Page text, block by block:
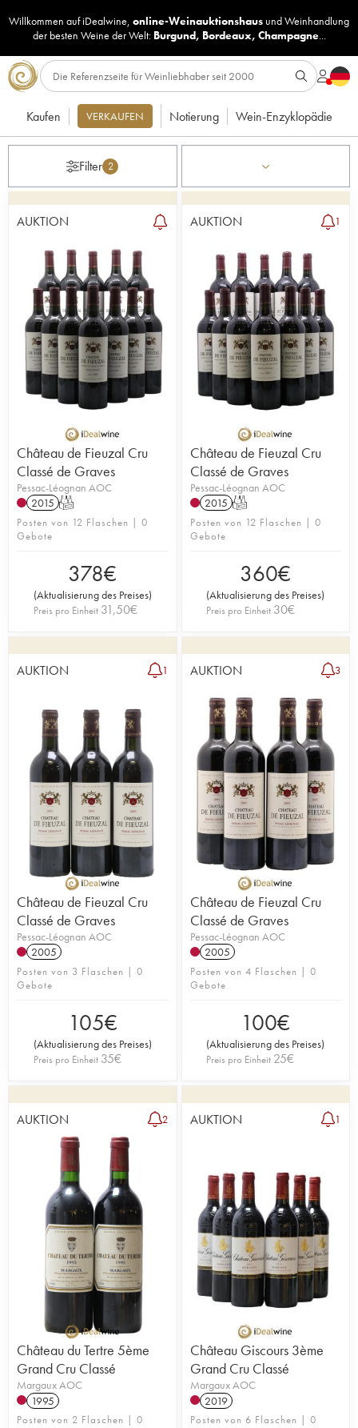
Willkommen auf iDealwine, online-Weinauktionshaus undWeinhandlung
der besten Weine der Welt: Burgund, Bordeaux, Champagne...
Kaufen VERKAUFEN Notierung Wein-Enzyklopädie
Filter 2
AUKTION
Château de Fieuzal Cru
Classé de Graves
Pessac-Léognan AOC
2015 T
Posten von 12 Flaschen | 0
Gebote
378€
(Aktualisierung des Preises)
Preis pro Einheit 31,50€
AUKTION 1
Château de Fieuzal Cru
Classé de Graves
Pessac-Léognan AOC
2015 T
Posten von 12 Flaschen | 0
Gebote
360€
(Aktualisierung des Preises)
Preis pro Einheit 30€
AUKTION 1
Château de Fieuzal Cru
Classé de Graves
Pessac-Léognan AOC
2005
Posten von 3 Flaschen | 0
Gebote
105€
(Aktualisierung des Preises)
Preis pro Einheit 35€
AUKTION 3
Château de Fieuzal Cru
Classé de Graves
Pessac-Léognan AOC
2005
Posten von 4 Flaschen | 0
Gebote
100€
(Aktualisierung des Preises)
Preis pro Einheit 25€
AUKTION 2
Château du Tertre 5ème
Grand Cru Classé
Margaux AOC
1995
Posten von 2 Flaschen | 0
AUKTION 1
Château Giscours 3ème
Grand Cru Classé
Margaux AOC
2019
Posten von 6 Flaschen | 0